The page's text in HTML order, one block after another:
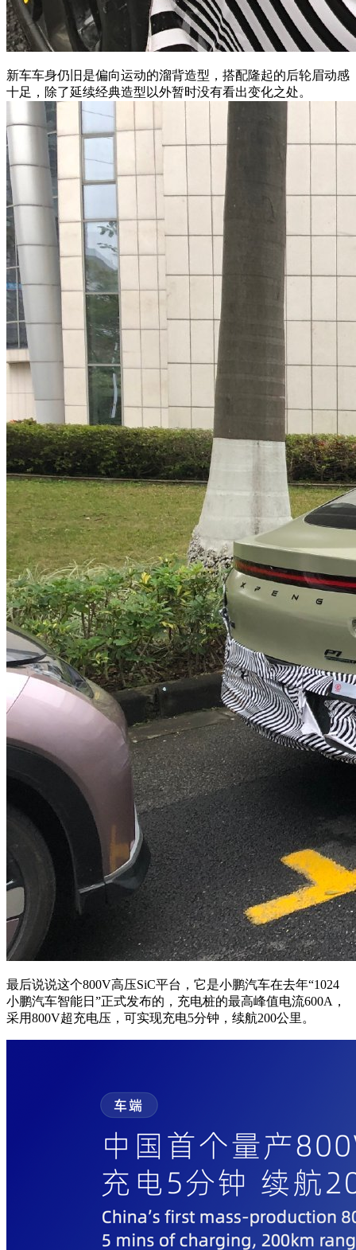
新车车身仍旧是偏向运动的溜背造型，搭配隆起的后轮眉动感
十足，除了延续经典造型以外暂时没有看出变化之处。
最后说说这个800V高压SiC平台，它是小鹏汽车在去年“1024
小鹏汽车智能日”正式发布的，充电桩的最高峰值电流600A，
采用800V超充电压，可实现充电5分钟，续航200公里。